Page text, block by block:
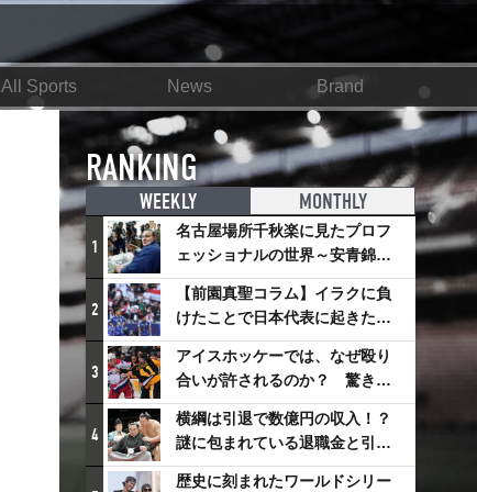
All Sports News Brand
RANKING
WEEKLY MONTHLY
1
名古屋場所千秋楽に見たプロフ
ェッショナルの世界～安青錦の
優勝を巡るさまざまなドラマ
2
【前園真聖コラム】イラクに負
けたことで日本代表に起きたプ
ラスとは
3
アイスホッケーでは、なぜ殴り
合いが許されるのか？ 驚きの
「ファイティング」ルールにつ
いて
4
横綱は引退で数億円の収入！？
謎に包まれている退職金と引退
相撲興行
歴史に刻まれたワールドシリー